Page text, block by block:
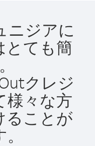
ニジアに
とても簡
クレジ
様々な方
ることが